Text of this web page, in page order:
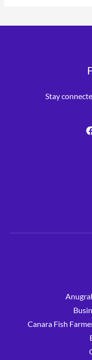
Stay
Canara Fish